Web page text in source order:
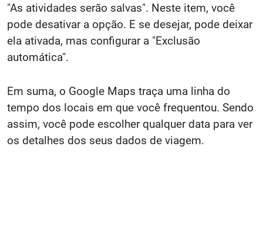
"As atividades serão salvas". Neste item, você
pode desativar a opção. E se desejar, pode deixar
ela ativada, mas configurar a "Exclusão
automática".
Em suma, o Google Maps traça uma linha do
tempo dos locais em que você frequentou. Sendo
assim, você pode escolher qualquer data para ver
os detalhes dos seus dados de viagem.